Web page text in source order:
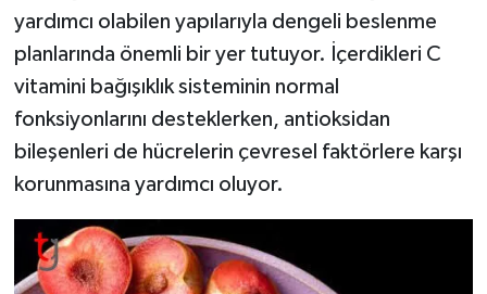
yardımcı olabilen yapılarıyla dengeli beslenme
planlarında önemli bir yer tutuyor. İçerdikleri C
vitamini bağışıklık sisteminin normal
fonksiyonlarını desteklerken, antioksidan
bileşenleri de hücrelerin çevresel faktörlere karşı
korunmasına yardımcı oluyor.